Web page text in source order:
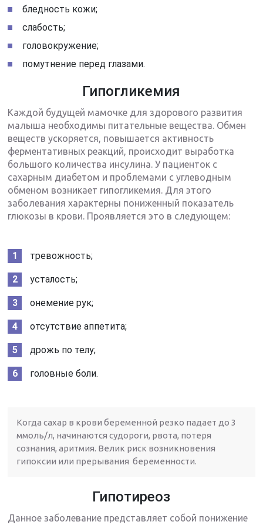
бледность кожи;
слабость;
головокружение;
помутнение перед глазами.
Гипогликемия
Каждой будущей мамочке для здорового развития
малыша необходимы питательные вещества. Обмен
веществ ускоряется, повышается активность
ферментативных реакций, происходит выработка
большого количества инсулина. У пациенток с
сахарным диабетом и проблемами с углеводным
обменом возникает гипогликемия. Для этого
заболевания характерны пониженный показатель
глюкозы в крови. Проявляется это в следующем:
тревожность;
усталость;
онемение рук;
отсутствие аппетита;
дрожь по телу;
головные боли.
Когда сахар в крови беременной резко падает до 3
ммоль/л, начинаются судороги, рвота, потеря
сознания, аритмия. Велик риск возникновения
гипоксии или прерывания беременности.
Гипотиреоз
Данное заболевание представляет собой понижение